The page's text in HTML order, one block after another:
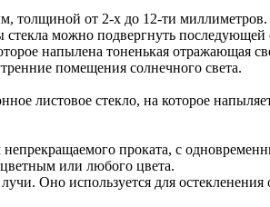
толщиной от 2-х до 12-ти миллиметров.
можно подвергнуть последующей
напылена тоненькая отражающая
помещения солнечного света.
листовое стекло, на которое
проката, с
или любого цвета.
Оно используется для